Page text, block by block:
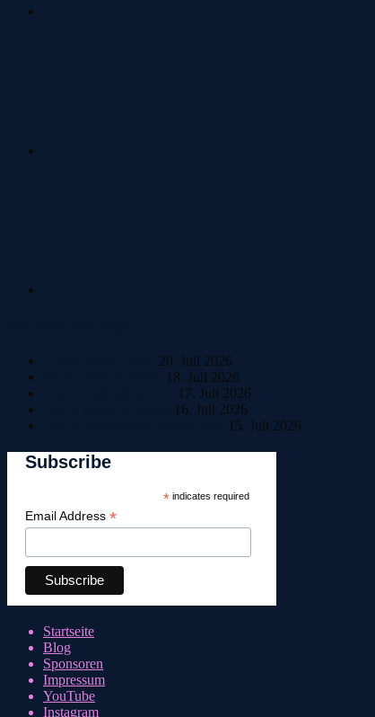
20. Juli 2026
18. Juli 2026
17. Juli 2026
16. Juli 2026
15. Juli 2026
Subscribe
*indicates required
Email Address *
Startseite
Blog
Sponsoren
Impressum
YouTube
Instagram